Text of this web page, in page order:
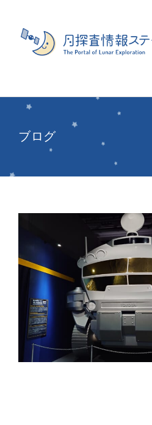
content
…
ブログ
総合案内
月を知ろう
ブログ